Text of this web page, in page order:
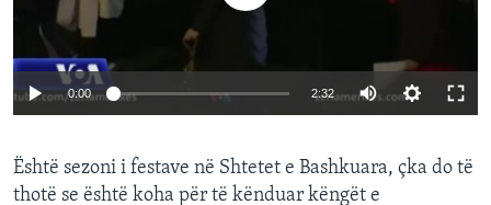
INTERVISTA
DITARI
0:00 2:32
Është sezoni i festave në Shtetet e Bashkuara, çka do të
thotë se është koha për të kënduar këngët e